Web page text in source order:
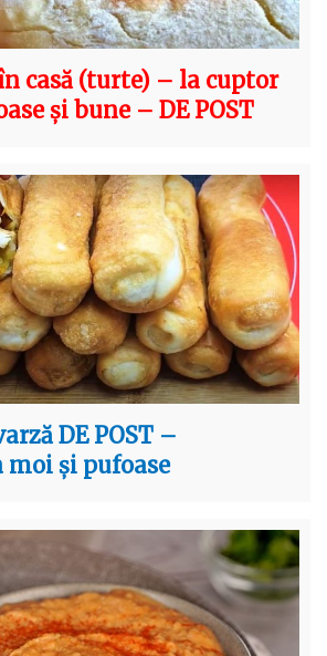
casă (turte) – la cuptor
și bune – DE POST
DE POST –
și pufoase